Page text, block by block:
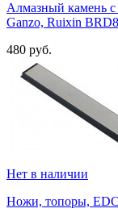
Алмазный камень
Ganzo, Ruixin
480 руб.
Нет в наличии
Ножи, топоры,